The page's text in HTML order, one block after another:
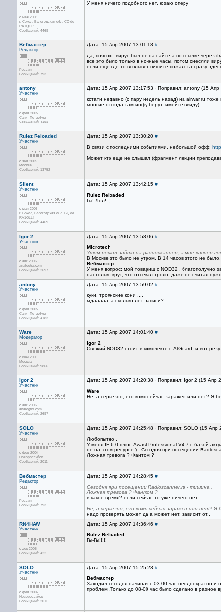
с мая 2005
г. Сокол, Вологодская обл. CQ de
RA1QLL!
Сообщений: 4469
У меня ничего подобного нет, юзаю оперу
Вебмастер
Редактор
Россия
Сообщений: 793
Дата: 15 Апр 2007 13:01:18 #
да, поясню- вирус был не на сайте а по ссылке через
все это было только в ночные часы, потом снеслли
если еще где-то всплывет пишите пожалста сразу
antony
Участник
с фев 2005
Санкт-Петербург
Сообщений: 4183
Дата: 15 Апр 2007 13:17:53 · Поправил: antony (15
кстати недавно (с пару недель назад) на airwar.ru
многие отсюда там инфу берут, имейте ввиду)
Rulez Reloaded
Участник
с янв 2005
Москва
Сообщений: 13752
Дата: 15 Апр 2007 13:30:20 #
В связи с последними событиями, небольшой офф:
Может кто еще не слышал (фрагмент лекции
Silent
Участник
с мая 2005
г. Сокол, Вологодская обл. CQ de
RA1QLL!
Сообщений: 4469
Дата: 15 Апр 2007 13:42:15 #
Rulez Reloaded
Гы! Лол! :)
Igor 2
Участник
с авг 2006
analogtrx.com
Сообщений: 2697
Дата: 15 Апр 2007 13:58:06 #
Microtech
Утом решил зайти на радиосканнер, а мне каспер
В Москве это было не утром. В 14 часов этого не
Вебмастер
У меня вопрос: мой товарищ с NOD32 , благополучно
настолько крут, что отсекал троян, даже не считая
antony
Участник
с фев 2005
Санкт-Петербург
Сообщений: 4183
Дата: 15 Апр 2007 13:59:02 #
куки, троянские кони ....
мдааааа, а сколько лет записи?
Ware
Модератор
с июн 2003
Москва
Сообщений: 9866
Дата: 15 Апр 2007 14:01:40 #
Igor 2
Свежий NOD32 стоит в комплекте с AtGuard, и вот
Igor 2
Участник
с авг 2006
analogtrx.com
Сообщений: 2697
Дата: 15 Апр 2007 14:20:38 · Поправил: Igor 2 (15 Апр
Ware
Не, а серьёзно, его комп сейчас заражён или нет? Я
SOLO
Участник
с фев 2006
Новороссийск
Сообщений: 2011
Дата: 15 Апр 2007 14:25:48 · Поправил: SOLO (15 Апр
Любопытно .
У меня IE 6.0 плюс Awast Professional V4.7 с базой
не на этом ресурсе ) . Сегодня при посещении
Ложная тревога ? Фантом ?
Вебмастер
Редактор
Россия
Сообщений: 793
Дата: 15 Апр 2007 14:28:45 #
Сегодня при посещении Radioscanner.ru - тишина .
Ложная тревога ? Фантом ?
в какое время? если сейчас то уже ничего нет
Не, а серьёзно, его комп сейчас заражён или нет?
надо проверять.может да а может нет, зависит от..
RN4HAW
Участник
с дек 2005
Сообщений: 422
Дата: 15 Апр 2007 14:36:46 #
Rulez Reloaded
Гы-Гы!!!!!
SOLO
Участник
с фев 2006
Новороссийск
Сообщений: 2011
Дата: 15 Апр 2007 15:25:23 #
Вебмастер
Заходил сегодня начиная с 03-00 час неоднократно
проблем .Только до 08-00 час было сделано в разное